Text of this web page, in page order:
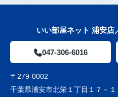
いい部屋ネット 浦安店
047-306-6016
〒279-0002
千葉県浦安市北栄１丁目１７－